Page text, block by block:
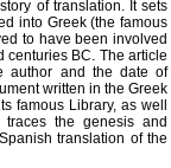
of translation. It sets
into Greek (the famous
to have been involved
centuries BC. The article
author and the date of
written in the Greek
famous Library, as well
the genesis and
translation of the